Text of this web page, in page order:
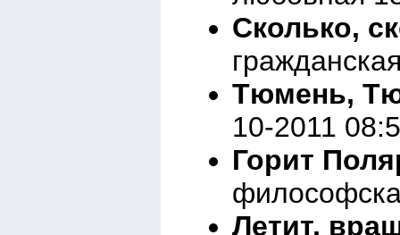
Сколько,
Тюмень,
10-2011
Горит
Летит,